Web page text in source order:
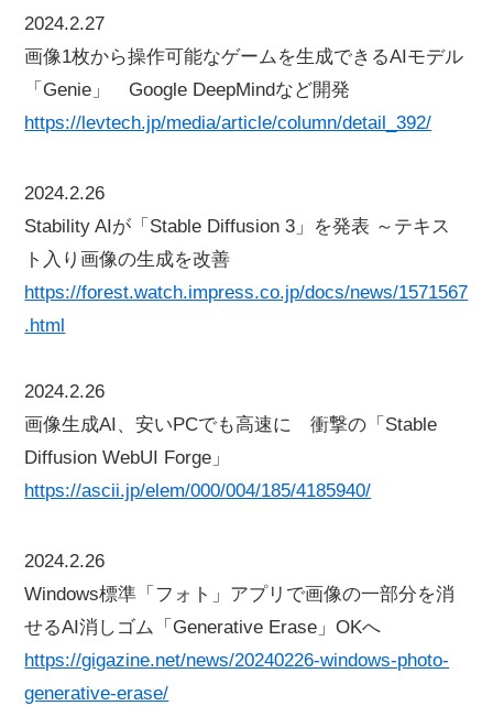
2024.2.27
画像1枚から操作可能なゲームを生成できるAIモデル
「Genie」 Google DeepMindなど開発
https://levtech.jp/media/article/column/detail_392/
2024.2.26
Stability AIが「Stable Diffusion 3」を発表 ～テキス
ト入り画像の生成を改善
https://forest.watch.impress.co.jp/docs/news/1571567
.html
2024.2.26
画像生成AI、安いPCでも高速に 衝撃の「Stable
Diffusion WebUI Forge」
https://ascii.jp/elem/000/004/185/4185940/
2024.2.26
Windows標準「フォト」アプリで画像の一部分を消
せるAI消しゴム「Generative Erase」OKへ
https://gigazine.net/news/20240226-windows-photo-
generative-erase/